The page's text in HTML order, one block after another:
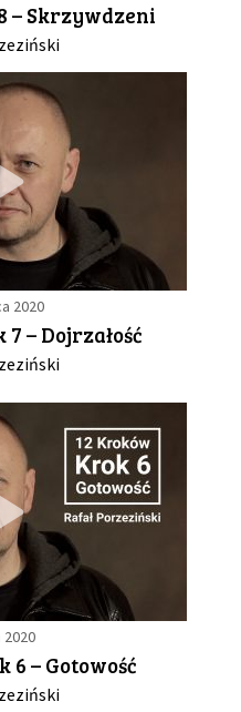
– Skrzywdzeni
2020
– Dojrzałość
2020
6 – Gotowość